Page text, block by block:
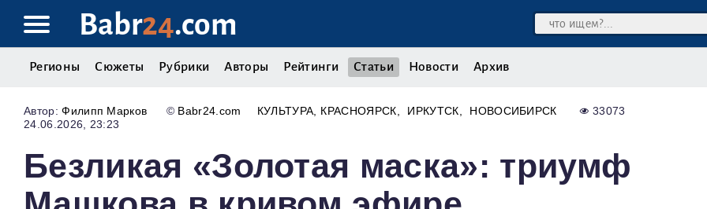
Babr24.com
Регионы Сюжеты Рубрики Авторы Рейтинги Статьи Новости Архив
Филипп Марков © Babr24.com КУЛЬТУРА КРАСНОЯРСК ИРКУТСК НОВОСИБИРСК
33073
24.06.2026, 23:23
Безликая «Золотая маска»: триумф